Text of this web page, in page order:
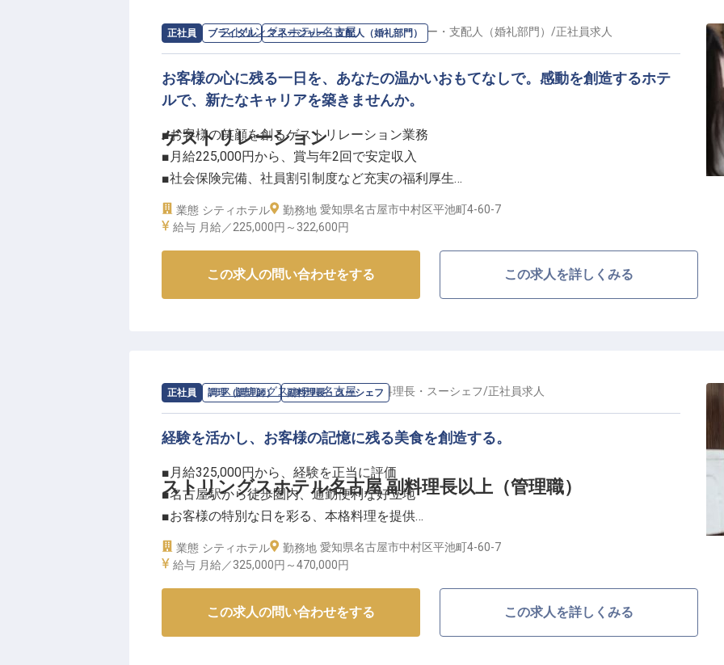
正社員 ブライダル マネージャー・支配人（婚礼部門）
ゲストリレーション
求人情報：ストリングスホテル名古屋 の マネージャー・支配人（婚礼部門） /正社員求人
お客様の心に残る一日を、あなたの温かいおもてなしで。感動を創造するホテ
ルで、新たなキャリアを築きませんか。
■お客様の笑顔を創るゲストリレーション業務
■月給225,000円から、賞与年2回で安定収入
■社会保険完備、社員割引制度など充実の福利厚生
■名古屋駅から徒歩圏内、アクセス良好な立地で勤務
当ホテルでは、お客様にとって忘れられない特別な一日を演出することを大切にしていま
あなたのホスピタリティで、お客様の記憶に残る瞬間を共に創り上げていきましょう。
ーー【成長を支える環境とキャリアアップ】
っていただきます。
チームをまとめ、共に成長していく喜びを感じられる環境です。
接客経験2年以上の方を歓迎しており、ブライダルやホテルでの経験がある方は即戦力と
してご活躍いただけます。
勤続10年・20年報奨制度として海外研修旅行の実績もあり、長期的なキャリア形成をサ
ポート。
あなたの成長意欲を応援し、さらなるスキルアップを目指せる職場です。
※2026年03月06日時点の情報です
業態 シティホテル 勤務地 愛知県名古屋市中村区平池町4-60-7
給与 月給／225,000円～ 322,600円
この求人の問い合わせをする この求人を詳しくみる
正社員 調理（調理師） 副料理長・スーシェフ
ストリングスホテル名古屋 副料理長以上（管理職）
求人情報：ストリングスホテル名古屋の副料理長・スーシェフ/正社員求人
経験を活かし、お客様の記憶に残る美食を創造する。
■月給325,000円から、経験を正当に評価
■名古屋駅から徒歩圏内、通勤便利な好立地
■お客様の特別な日を彩る、本格料理を提供
■年間休日110日、プライベートも充実
本格イタリアンや鉄板焼きなど、多様なレストランで副料理長として腕を振るっていただ
業態 シティホテル 勤務地 愛知県名古屋市中村区平池町4-60-7
給与 月給／325,000円～470,000円
この求人の問い合わせをする この求人を詳しくみる